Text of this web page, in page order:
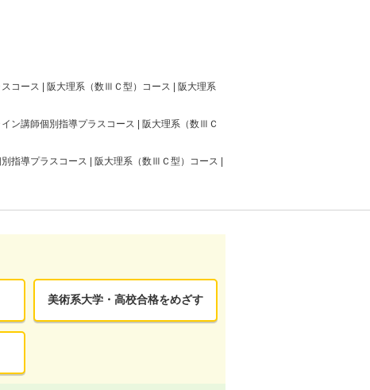
コース | 阪大理系（数ⅢＣ型）コース | 阪大理系
ン講師個別指導プラスコース | 阪大理系（数ⅢＣ
指導プラスコース | 阪大理系（数ⅢＣ型）コース |
美術系大学・高校合格をめざす